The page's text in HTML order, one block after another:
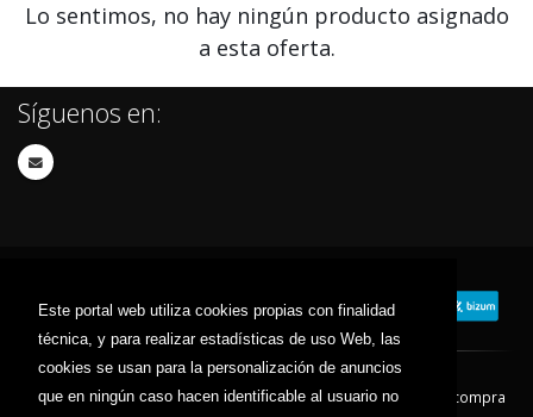
Este portal web utiliza cookies propias con finalidad
técnica, y para realizar estadísticas de uso Web, las
cookies se usan para la personalización de anuncios
que en ningún caso hacen identificable al usuario no
Lo sentimos, no hay ningún producto asignado
a esta oferta.
Síguenos en:
Contacto Aviso Legal
Condiciones de compra